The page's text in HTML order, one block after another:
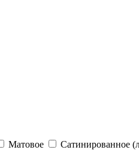
Матовое Сатинированное